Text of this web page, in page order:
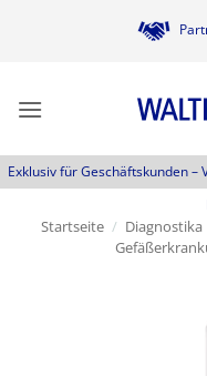
Exklusiv für Geschäftskunden –
Startseite / Diagnostika